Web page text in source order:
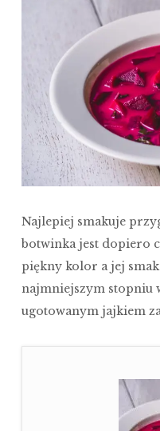
Najlepiej smakuje
botwinka jest dopiero
piękny kolor a jej
najmniejszym stopniu
ugotowanym jajkiem